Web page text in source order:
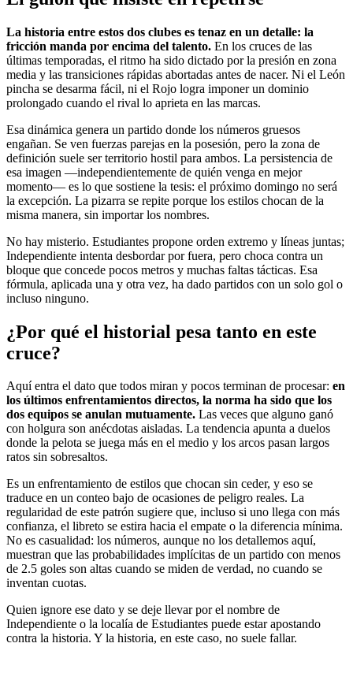
La historia entre estos dos clubes es tenaz en un detalle: la
fricción manda por encima del talento. En los cruces de las
últimas temporadas, el ritmo ha sido dictado por la presión en zona
media y las transiciones rápidas abortadas antes de nacer. Ni el León
pincha se desarma fácil, ni el Rojo logra imponer un dominio
prolongado cuando el rival lo aprieta en las marcas.
Esa dinámica genera un partido donde los números gruesos
engañan. Se ven fuerzas parejas en la posesión, pero la zona de
definición suele ser territorio hostil para ambos. La persistencia de
esa imagen —independientemente de quién venga en mejor
momento— es lo que sostiene la tesis: el próximo domingo no será
la excepción. La pizarra se repite porque los estilos chocan de la
misma manera, sin importar los nombres.
No hay misterio. Estudiantes propone orden extremo y líneas juntas;
Independiente intenta desbordar por fuera, pero choca contra un
bloque que concede pocos metros y muchas faltas tácticas. Esa
fórmula, aplicada una y otra vez, ha dado partidos con un solo gol o
incluso ninguno.
¿Por qué el historial pesa tanto en este
cruce?
Aquí entra el dato que todos miran y pocos terminan de procesar: en
los últimos enfrentamientos directos, la norma ha sido que los
dos equipos se anulan mutuamente. Las veces que alguno ganó
con holgura son anécdotas aisladas. La tendencia apunta a duelos
donde la pelota se juega más en el medio y los arcos pasan largos
ratos sin sobresaltos.
Es un enfrentamiento de estilos que chocan sin ceder, y eso se
traduce en un conteo bajo de ocasiones de peligro reales. La
regularidad de este patrón sugiere que, incluso si uno llega con más
confianza, el libreto se estira hacia el empate o la diferencia mínima.
No es casualidad: los números, aunque no los detallemos aquí,
muestran que las probabilidades implícitas de un partido con menos
de 2.5 goles son altas cuando se miden de verdad, no cuando se
inventan cuotas.
Quien ignore ese dato y se deje llevar por el nombre de
Independiente o la localía de Estudiantes puede estar apostando
contra la historia. Y la historia, en este caso, no suele fallar.